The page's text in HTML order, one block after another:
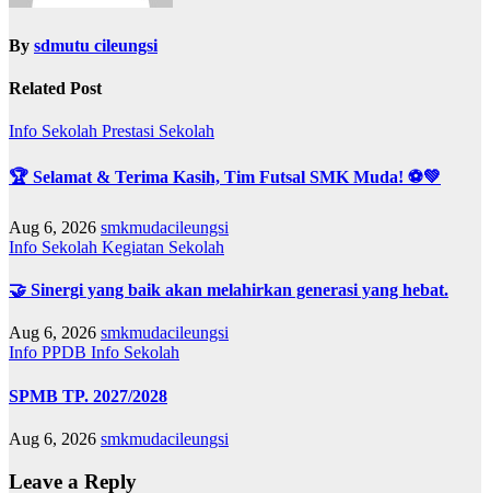
By sdmutu cileungsi
Related Post
Info Sekolah Prestasi Sekolah
🏆 Selamat & Terima Kasih, Tim Futsal SMK Muda! ⚽💚
Aug 6, 2026 smkmudacileungsi
Info Sekolah Kegiatan Sekolah
🤝 Sinergi yang baik akan melahirkan generasi yang hebat.
Aug 6, 2026 smkmudacileungsi
Info PPDB Info Sekolah
SPMB TP. 2027/2028
Aug 6, 2026 smkmudacileungsi
Leave a Reply